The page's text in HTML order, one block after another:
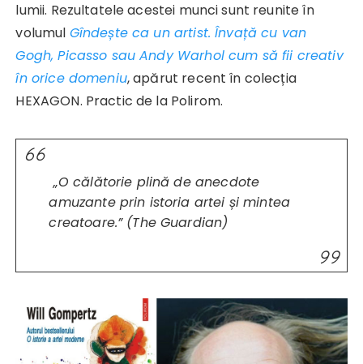
lumii. Rezultatele acestei munci sunt reunite în
volumul Gîndește ca un artist. Învață cu van
Gogh, Picasso sau Andy Warhol cum să fii creativ
în orice domeniu, apărut recent în colecția
HEXAGON. Practic de la Polirom.
„O călătorie plină de anecdote
amuzante prin istoria artei și mintea
creatoare.” (The Guardian)